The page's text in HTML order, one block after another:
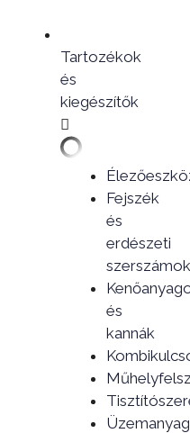
Tartozékok
és
kiegészítők
Fejszék
és
erdészeti
szerszámok
és
kannák
Üzemanyag